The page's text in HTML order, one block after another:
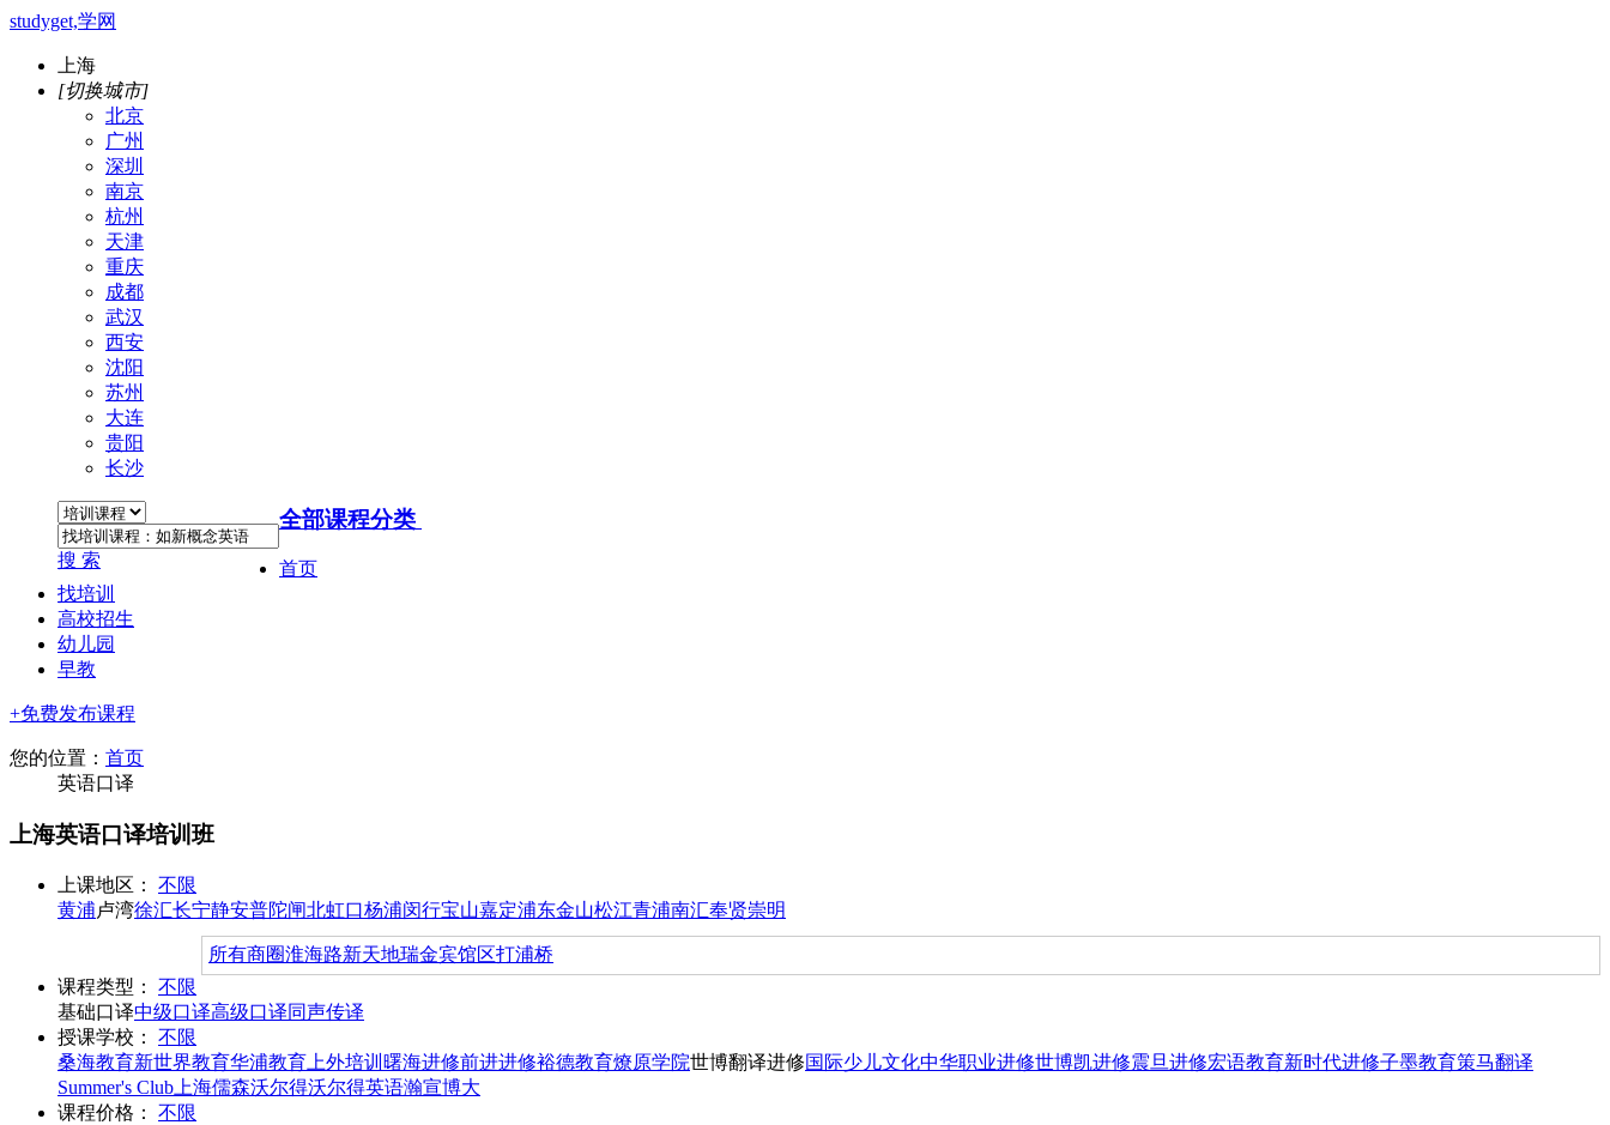
studyget,学网
上海
[切换城市]
北京
广州
深圳
南京
杭州
天津
重庆
成都
武汉
西安
沈阳
苏州
大连
贵阳
长沙
搜 索
全部课程分类
首页
找培训
高校招生
幼儿园
早教
+免费发布课程
您的位置： 首页
英语口译
上海英语口译培训班
上课地区：
不限
黄浦卢湾徐汇长宁静安普陀闸北虹口杨浦闵行宝山嘉定浦东金山松江青浦南汇奉贤崇明
所有商圈淮海路新天地瑞金宾馆区打浦桥
课程类型：
不限
基础口译中级口译高级口译同声传译
授课学校：
不限
桑海教育新世界教育华浦教育 上外培训 曙海进修前进进修裕德教育燎原学院世博翻译进修国际少儿文化中华职业进修世博凯进修震旦进修宏语教育新时代进修子墨教育策马翻译
Summer's Club 上海儒森沃尔得沃尔得英语瀚宣博大
课程价格：
不限